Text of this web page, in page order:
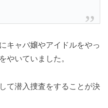
キャバ嬢やアイドルをやっ
やいていました。
て潜入捜査をすることが決